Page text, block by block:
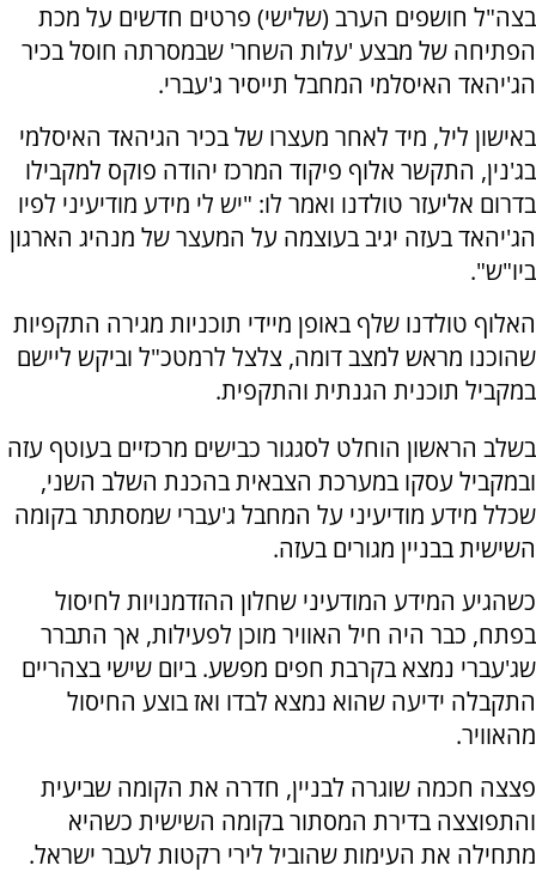
בצה"ל חושפים הערב (שלישי) פרטים חדשים על מכת
הפתיחה של מבצע 'עלות השחר' שבמסרתה חוסל בכיר
הג'יהאד האיסלמי המחבל תייסיר ג'עברי.
באישון ליל, מיד לאחר מעצרו של בכיר הגיהאד האיסלמי
בג'נין, התקשר אלוף פיקוד המרכז יהודה פוקס למקבילו
בדרום אליעזר טולדנו ואמר לו: "יש לי מידע מודיעיני לפיו
הג'יהאד בעזה יגיב בעוצמה על המעצר של מנהיג הארגון
ביו"ש".
האלוף טולדנו שלף באופן מיידי תוכניות מגירה התקפיות
שהוכנו מראש למצב דומה, צלצל לרמטכ"ל וביקש ליישם
במקביל תוכנית הגנתית והתקפית.
בשלב הראשון הוחלט לסגגור כבישים מרכזיים בעוטף עזה
ובמקביל עסקו במערכת הצבאית בהכנת השלב השני,
שכלל מידע מודיעיני על המחבל ג'עברי שמסתתר בקומה
השישית בבניין מגורים בעזה.
כשהגיע המידע המודעיני שחלון ההזדמנויות לחיסול
בפתח, כבר היה חיל האוויר מוכן לפעילות, אך התברר
שג'עברי נמצא בקרבת חפים מפשע. ביום שישי בצהריים
התקבלה ידיעה שהוא נמצא לבדו ואז בוצע החיסול
מהאוויר.
פצצה חכמה שוגרה לבניין, חדרה את הקומה שביעית
והתפוצצה בדירת המסתור בקומה השישית כשהיא
מתחילה את העימות שהוביל לירי רקטות לעבר ישראל.